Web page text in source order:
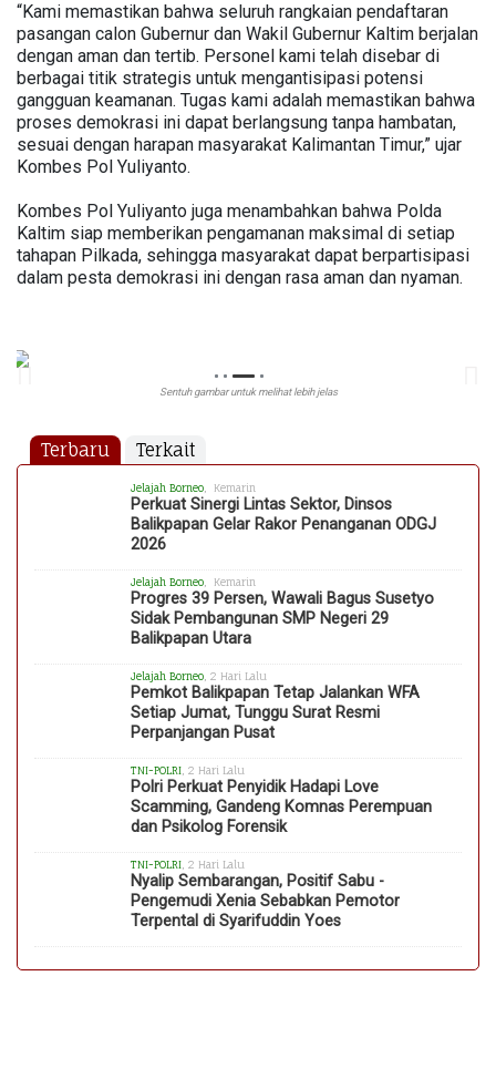
“Kami memastikan bahwa seluruh rangkaian pendaftaran
pasangan calon Gubernur dan Wakil Gubernur Kaltim berjalan
dengan aman dan tertib. Personel kami telah disebar di
berbagai titik strategis untuk mengantisipasi potensi
gangguan keamanan. Tugas kami adalah memastikan bahwa
proses demokrasi ini dapat berlangsung tanpa hambatan,
sesuai dengan harapan masyarakat Kalimantan Timur,” ujar
Kombes Pol Yuliyanto.
Kombes Pol Yuliyanto juga menambahkan bahwa Polda
Kaltim siap memberikan pengamanan maksimal di setiap
tahapan Pilkada, sehingga masyarakat dapat berpartisipasi
dalam pesta demokrasi ini dengan rasa aman dan nyaman.
Sentuh gambar untuk melihat lebih jelas
Terbaru Terkait
Jelajah Borneo , Kemarin
Perkuat Sinergi Lintas Sektor, Dinsos
Balikpapan Gelar Rakor Penanganan ODGJ
2026
Jelajah Borneo , Kemarin
Progres 39 Persen, Wawali Bagus Susetyo
Sidak Pembangunan SMP Negeri 29
Balikpapan Utara
Jelajah Borneo , 2 Hari Lalu
Pemkot Balikpapan Tetap Jalankan WFA
Setiap Jumat, Tunggu Surat Resmi
Perpanjangan Pusat
TNI-POLRI , 2 Hari Lalu
Polri Perkuat Penyidik Hadapi Love
Scamming, Gandeng Komnas Perempuan
dan Psikolog Forensik
TNI-POLRI , 2 Hari Lalu
Nyalip Sembarangan, Positif Sabu -
Pengemudi Xenia Sebabkan Pemotor
Terpental di Syarifuddin Yoes